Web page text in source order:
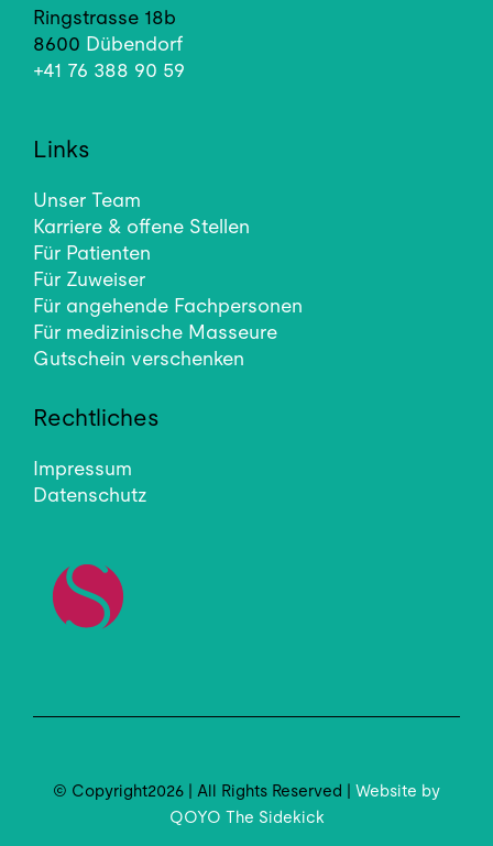
Ringstrasse 18b
8600 Dübendorf
+41 76 388 90 59
Links
Unser Team
Karriere & offene Stellen
Für Patienten
Für Zuweiser
Für angehende Fachpersonen
Für medizinische Masseure
Gutschein verschenken
Rechtliches
Impressum
Datenschutz
© Copyright2026 | All Rights Reserved | Website by
QOYO The Sidekick